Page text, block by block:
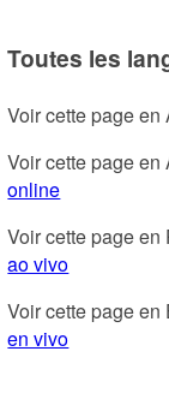
Toutes les
Voir cette page en
Voir cette page en
online
Voir cette page en
ao vivo
Voir cette page en
en vivo